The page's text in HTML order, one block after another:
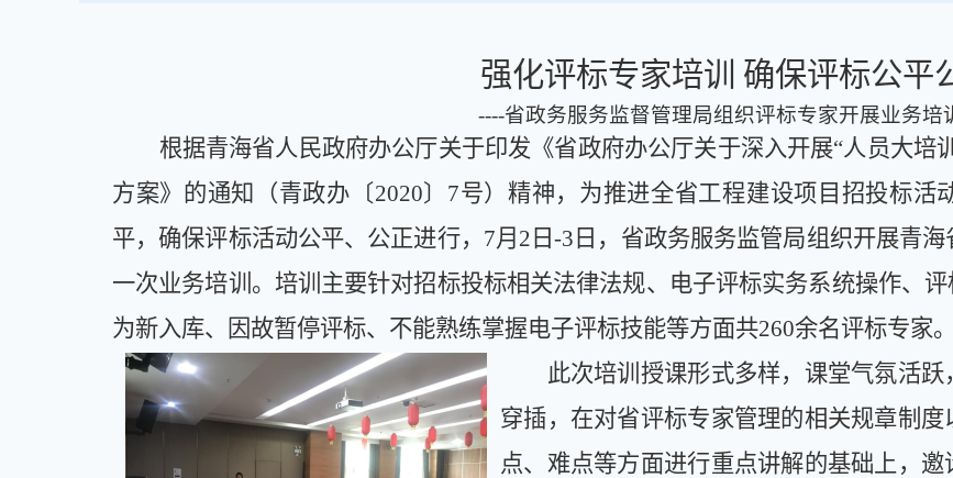
强化评标专家培训 确保评标公平
----省政务服务监督管理局组织评标专家开展业务培训
根据青海省人民政府办公厅关于印发《省政府办公厅关于深入开展“人员大培
方案》的通知（青政办 〔2020〕 7号）精神，为推进全省工程建设项目招投标活
平，确保评标活动公平、公正进行， 7月2日-3日，省政务服务监管局组织开展青
一次业务培训。培训主要针对招标投标相关法律法规、电子评标实务系统操作、
为新入库、因故暂停评标、不能熟练掌握电子评标技能等方面共260余名评标专家。
此次培训授课形式多样，课堂气氛活
穿插，在对省评标专家管理的相关规章制
点、难点等方面进行重点讲解的基础上，